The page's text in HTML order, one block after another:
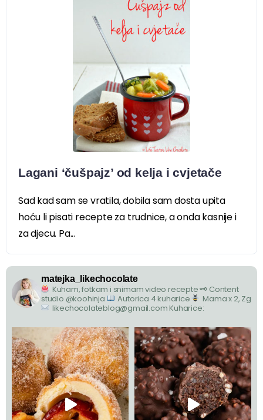
Lagani ‘čušpajz’ od kelja i cvjetače
Sad kad sam se vratila, dobila sam dosta upita
hoću li pisati recepte za trudnice, a onda kasnije i
za djecu. Pa...
matejka_likechocolate
Kuham, fotkam i snimam video recepte🗝 Content
studio @koohinja
Autorica 4 kuharice
Mama x 2, Zg
likechocolateblog@gmail.com Kuharice: